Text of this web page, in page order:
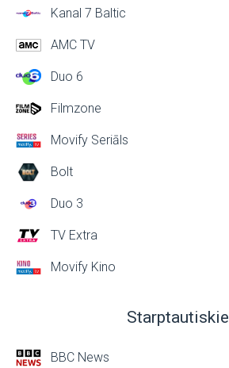
Kanal 7 Baltic
AMC TV
Duo 6
Filmzone
Movify Seriāls
Bolt
Duo 3
TV Extra
Movify Kino
Starptautiskie
BBC News